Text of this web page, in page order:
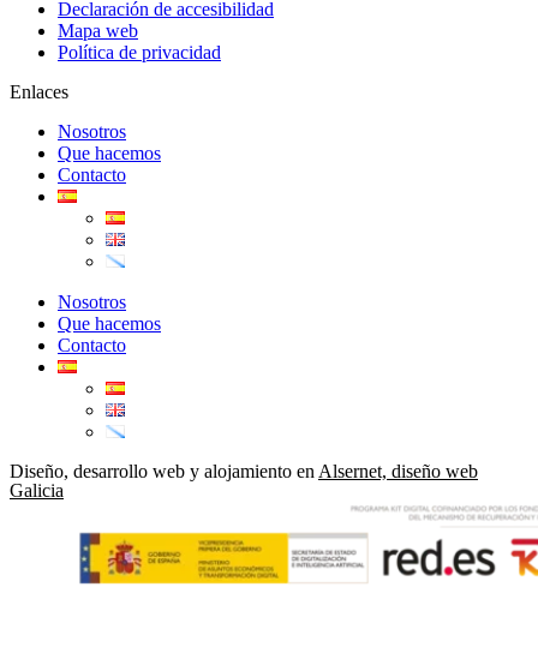
Declaración de accesibilidad
Mapa web
Política de privacidad
Enlaces
Nosotros
Que hacemos
Contacto
Nosotros
Que hacemos
Contacto
Diseño, desarrollo web y alojamiento en Alsernet, diseño web
Galicia